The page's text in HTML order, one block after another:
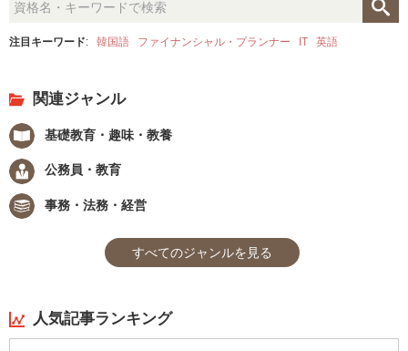
注目キーワード: 韓国語 ファイナンシャル・プランナー IT 英語
関連ジャンル
基礎教育・趣味・教養
公務員・教育
事務・法務・経営
すべてのジャンルを見る
人気記事ランキング